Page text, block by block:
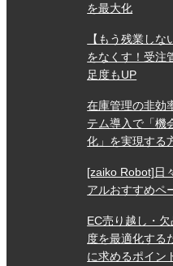
を最大化
【もう残業し
をなくす！受注
足度もUP
在庫管理の非効
テム導入で「機
化」を実現する
[zaiko Robot]日
アルおすすめペ
EC売り越し・
度を最適化する
に求めるポイン